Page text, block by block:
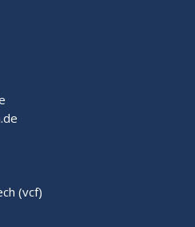
(vcf)